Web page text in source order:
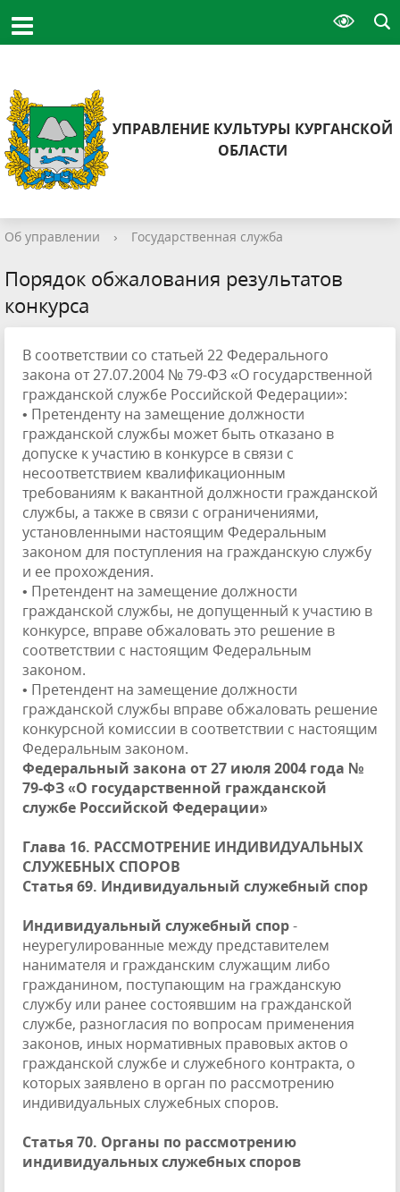
УПРАВЛЕНИЕ КУЛЬТУРЫ КУРГАНСКОЙ
ОБЛАСТИ
Об управлении › Государственная служба
Порядок обжалования результатов
конкурса
В соответствии со статьей 22 Федерального
закона от 27.07.2004 № 79-ФЗ «О государственной
гражданской службе Российской Федерации»:
• Претенденту на замещение должности
гражданской службы может быть отказано в
допуске к участию в конкурсе в связи с
несоответствием квалификационным
требованиям к вакантной должности гражданской
службы, а также в связи с ограничениями,
установленными настоящим Федеральным
законом для поступления на гражданскую службу
и ее прохождения.
• Претендент на замещение должности
гражданской службы, не допущенный к участию в
конкурсе, вправе обжаловать это решение в
соответствии с настоящим Федеральным
законом.
• Претендент на замещение должности
гражданской службы вправе обжаловать решение
конкурсной комиссии в соответствии с настоящим
Федеральным законом.
Федеральный закона от 27 июля 2004 года №
79-ФЗ «О государственной гражданской
службе Российской Федерации»
Глава 16. РАССМОТРЕНИЕ ИНДИВИДУАЛЬНЫХ
СЛУЖЕБНЫХ СПОРОВ
Статья 69. Индивидуальный служебный спор
Индивидуальный служебный спор-
неурегулированные между представителем
нанимателя и гражданским служащим либо
гражданином, поступающим на гражданскую
службу или ранее состоявшим на гражданской
службе, разногласия по вопросам применения
законов, иных нормативных правовых актов о
гражданской службе и служебного контракта, о
которых заявлено в орган по рассмотрению
индивидуальных служебных споров.
Статья 70. Органы по рассмотрению
индивидуальных служебных споров